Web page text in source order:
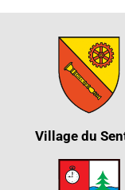
Village du